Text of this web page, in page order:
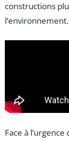
constructions
l’environnement.
Face à